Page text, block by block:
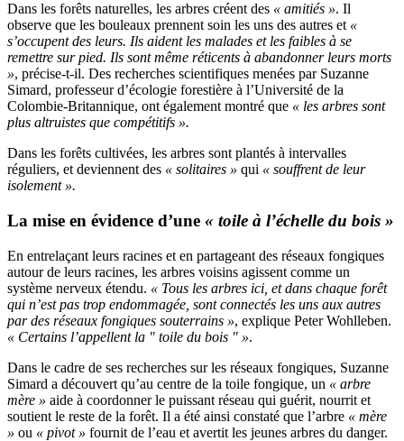
Dans les forêts naturelles, les arbres créent des « amitiés ». Il
observe que les bouleaux prennent soin les uns des autres et «
s’occupent des leurs. Ils aident les malades et les faibles à se
remettre sur pied. Ils sont même réticents à abandonner leurs morts
», précise-t-il. Des recherches scientifiques menées par Suzanne
Simard, professeur d’écologie forestière à l’Université de la
Colombie-Britannique, ont également montré que « les arbres sont
plus altruistes que compétitifs ».
Dans les forêts cultivées, les arbres sont plantés à intervalles
réguliers, et deviennent des « solitaires » qui « souffrent de leur
isolement ».
La mise en évidence d’une « toile à l’échelle du bois »
En entrelaçant leurs racines et en partageant des réseaux fongiques
autour de leurs racines, les arbres voisins agissent comme un
système nerveux étendu. « Tous les arbres ici, et dans chaque forêt
qui n’est pas trop endommagée, sont connectés les uns aux autres
par des réseaux fongiques souterrains », explique Peter Wohlleben.
« Certains l’appellent la " toile du bois " ».
Dans le cadre de ses recherches sur les réseaux fongiques, Suzanne
Simard a découvert qu’au centre de la toile fongique, un « arbre
mère » aide à coordonner le puissant réseau qui guérit, nourrit et
soutient le reste de la forêt. Il a été ainsi constaté que l’arbre « mère
» ou « pivot » fournit de l’eau et avertit les jeunes arbres du danger.